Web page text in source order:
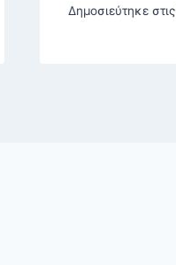
Δημοσιεύτηκε στις